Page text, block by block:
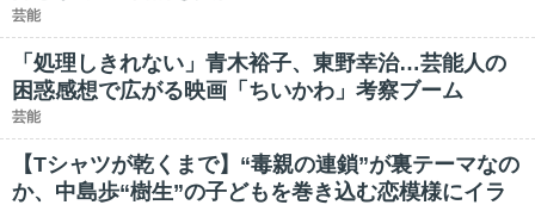
芸能
「処理しきれない」青木裕子、東野幸治…芸能人の
困惑感想で広がる映画「ちいかわ」考察ブーム
芸能
【Tシャツが乾くまで】“毒親の連鎖”が裏テーマなの
か、中島歩“樹生”の子どもを巻き込む恋模様にイラ